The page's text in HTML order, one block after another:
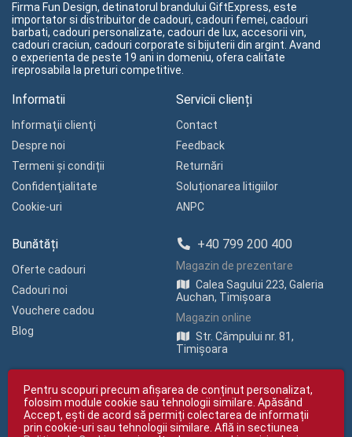
Firma Fun Design, detinatorul brandului GiftExpress, este
importator si distribuitor de cadouri, cadouri femei, cadouri
barbati, cadouri personalizate, cadouri de lux, accesorii vin,
cadouri craciun, cadouri corporate si bijuterii din argint. Avand
o experienta de peste 19 ani in domeniu, ofera calitate
ireprosabila la preturi competitive.
Informatii
Informaţii clienţi
Despre noi
Termeni și condiții
Confidenţialitate
Cookie-uri
Servicii clienți
Contact
Feedback
Returnări
Soluționarea litigiilor
ANPC
Bunătăți
Oferte cadouri
Cadouri noi
Vouchere cadou
Blog
+40 799 200 400
Magazin de prezentare
Calea Sagului 223, Galeria
Auchan, Timișoara
Magazin online
Str. Câmpului nr. 81,
Timișoara
Pentru scopuri precum afișarea de conținut personalizat,
folosim module cookie sau tehnologii similare. Apăsând
Accept, ești de acord să permiți colectarea de informații
prin cookie-uri sau tehnologii similare. Află in sectiunea